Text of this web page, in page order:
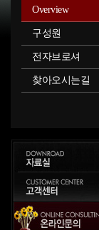
Overview
구성원
전자브로셔
찾아오시는길